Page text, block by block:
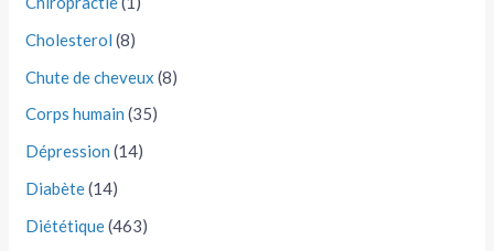
Cholesterol (8)
Chute de cheveux (8)
Corps humain (35)
Dépression (14)
Diabète(14)
Diététique(463)